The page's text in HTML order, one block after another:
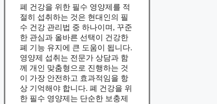
폐 건강을 위한 필수 영양제를 적
절히 섭취하는 것은 현대인의 필
수 건강 관리법 중 하나이며, 꾸준
한 관심과 올바른 선택이 건강한
폐 기능 유지에 큰 도움이 됩니다.
영양제 섭취는 전문가 상담과 함
께 개인 맞춤형으로 진행하는 것
이 가장 안전하고 효과적임을 항
상 기억해야 합니다. 폐 건강을 위
한 필수 영양제는 단순한 보충제